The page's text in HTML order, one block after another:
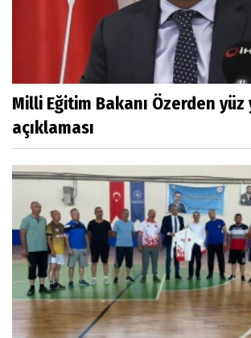
Milli Eğitim Bakanı Özerden
açıklaması